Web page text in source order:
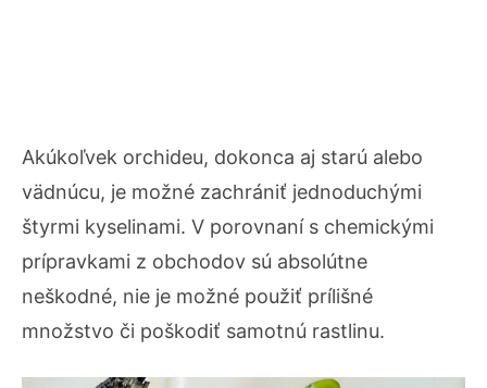
Akúkoľvek orchideu, dokonca aj starú alebo
vädnúcu, je možné zachrániť jednoduchými
štyrmi kyselinami. V porovnaní s chemickými
prípravkami z obchodov sú absolútne
neškodné, nie je možné použiť prílišné
množstvo či poškodiť samotnú rastlinu.